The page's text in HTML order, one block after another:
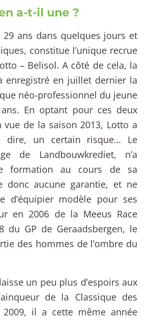
a-t-il une ?
29 ans dans quelques jours et
constitue l’unique recrue
– Belisol. A côté de cela, la
enregistré en juillet dernier la
néo-professionnel du jeune
En optant pour ces deux
vue de la saison 2013, Lotto a
un certain risque… Le
de Landbouwkrediet, n’a
formation au cours de sa
donc aucune garantie, et ne
d’équipier modèle pour ses
en 2006 de la Meeus Race
du GP de Geraadsbergen, le
des hommes de l’ombre du
un peu plus d’espoirs aux
de la Classique des
2009, il a cette même année